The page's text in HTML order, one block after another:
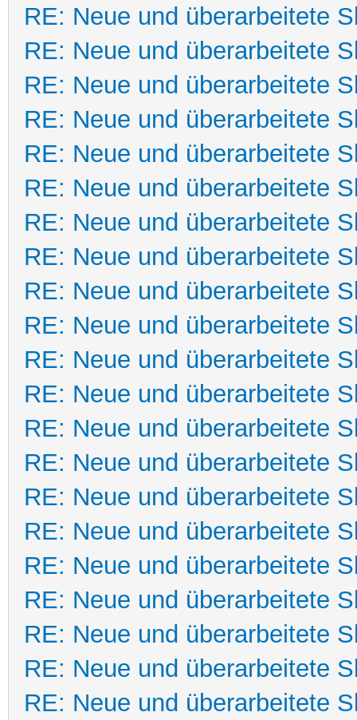
RE: Neue und überarbeitete
RE: Neue und überarbeitete
RE: Neue und überarbeitete
RE: Neue und überarbeitete
RE: Neue und überarbeitete
RE: Neue und überarbeitete
RE: Neue und überarbeitete
RE: Neue und überarbeitete
RE: Neue und überarbeitete
RE: Neue und überarbeitete
RE: Neue und überarbeitete
RE: Neue und überarbeitete
RE: Neue und überarbeitete
RE: Neue und überarbeitete
RE: Neue und überarbeitete
RE: Neue und überarbeitete
RE: Neue und überarbeitete
RE: Neue und überarbeitete
RE: Neue und überarbeitete
RE: Neue und überarbeitete
RE: Neue und überarbeitete